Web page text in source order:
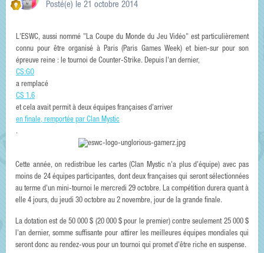
Posté(e) le 21 octobre 2014
L'ESWC, aussi nommé "La Coupe du Monde du Jeu Vidéo" est particulièrement
connu pour être organisé à Paris (Paris Games Week) et bien-sur pour son
épreuve reine : le tournoi de Counter-Strike. Depuis l'an dernier,
CS:GO
a remplacé
CS 1.6
et cela avait permit à deux équipes françaises d'arriver
en finale, remportée par Clan Mystic
.
Cette année, on redistribue les cartes (Clan Mystic n'a plus d'équipe) avec pas
moins de 24 équipes participantes, dont deux françaises qui seront sélectionnées
au terme d'un mini-tournoi le mercredi 29 octobre. La compétition durera quant à
elle 4 jours, du jeudi 30 octobre au 2 novembre, jour de la grande finale.
La dotation est de 50 000 $ (20 000 $ pour le premier) contre seulement 25 000 $
l'an dernier, somme suffisante pour attirer les meilleures équipes mondiales qui
seront donc au rendez-vous pour un tournoi qui promet d'être riche en suspense.